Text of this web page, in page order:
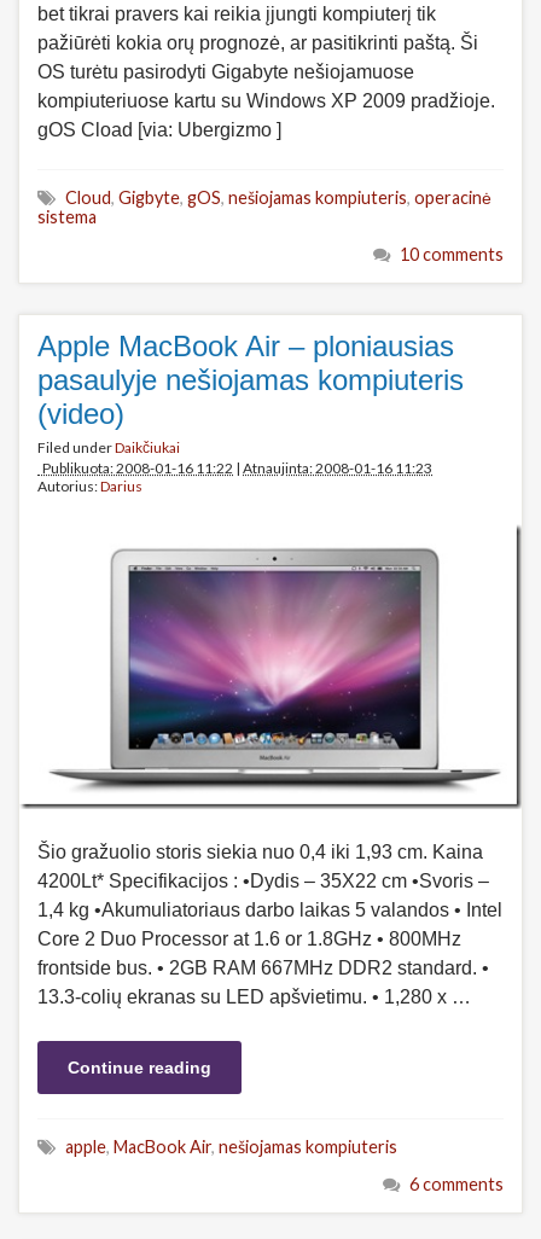
bet tikrai pravers kai reikia įjungti kompiuterį tik
pažiūrėti kokia orų prognozė, ar pasitikrinti paštą. Ši
OS turėtu pasirodyti Gigabyte nešiojamuose
kompiuteriuose kartu su Windows XP 2009 pradžioje.
gOS Cload [via: Ubergizmo ]
Cloud, Gigbyte, gOS, nešiojamas kompiuteris, operacinė
sistema
10 comments
Apple MacBook Air – ploniausias
pasaulyje nešiojamas kompiuteris
(video)
Filed underDaikčiukai
Publikuota: 2008-01-16 11:22 | Atnaujinta: 2008-01-16 11:23
Autorius:Darius
Šio gražuolio storis siekia nuo 0,4 iki 1,93 cm. Kaina
4200Lt* Specifikacijos : •Dydis – 35X22 cm •Svoris –
1,4 kg •Akumuliatoriaus darbo laikas 5 valandos • Intel
Core 2 Duo Processor at 1.6 or 1.8GHz • 800MHz
frontside bus. • 2GB RAM 667MHz DDR2 standard. •
13.3-colių ekranas su LED apšvietimu. • 1,280 x …
Continue reading
apple, MacBook Air, nešiojamas kompiuteris
6 comments